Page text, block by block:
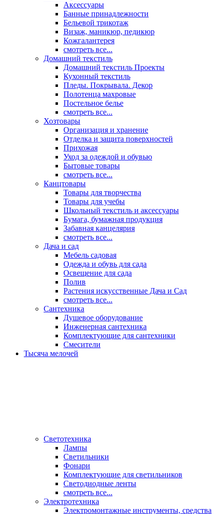
Аксессуары
Банные принадлежности
Бельевой трикотаж
Визаж, маникюр, педикюр
Кожгалантерея
смотреть все...
Домашний текстиль
Домашний текстиль Проекты
Кухонный текстиль
Пледы. Покрывала. Декор
Полотенца махровые
Постельное белье
смотреть все...
Хозтовары
Организация и хранение
Отделка и защита поверхностей
Прихожая
Уход за одеждой и обувью
Бытовые товары
смотреть все...
Канцтовары
Товары для творчества
Товары для учебы
Школьный текстиль и аксессуары
Бумага, бумажная продукция
Забавная канцелярия
смотреть все...
Дача и сад
Мебель садовая
Одежда и обувь для сада
Освещение для сада
Полив
Растения искусственные Дача и Сад
смотреть все...
Сантехника
Душевое оборудование
Инженерная сантехника
Комплектующие для сантехники
Смесители
Тысяча мелочей
Светотехника
Лампы
Светильники
Фонари
Комплектующие для светильников
Светодиодные ленты
смотреть все...
Электротехника
Электромонтажные инструменты, средства